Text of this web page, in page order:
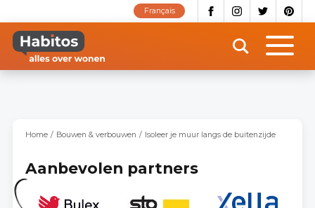
naar
inhoud
gaan
Français
Home Bouwen & verbouwen Isoleer je muur langs de buitenzijde
Aanbevolen partners